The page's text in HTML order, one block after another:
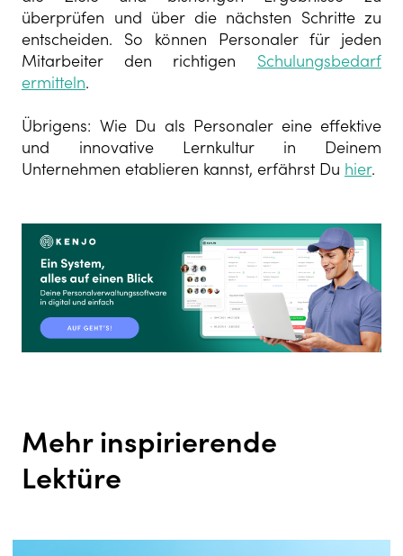
überprüfen und über die nächsten Schritte zu
entscheiden. So können Personaler für jeden
Mitarbeiter den richtigen Schulungsbedarf
ermitteln.
Übrigens: Wie Du als Personaler eine effektive
und innovative Lernkultur in Deinem
Unternehmen etablieren kannst, erfährst Du hier.
Mehr inspirierende
Lektüre